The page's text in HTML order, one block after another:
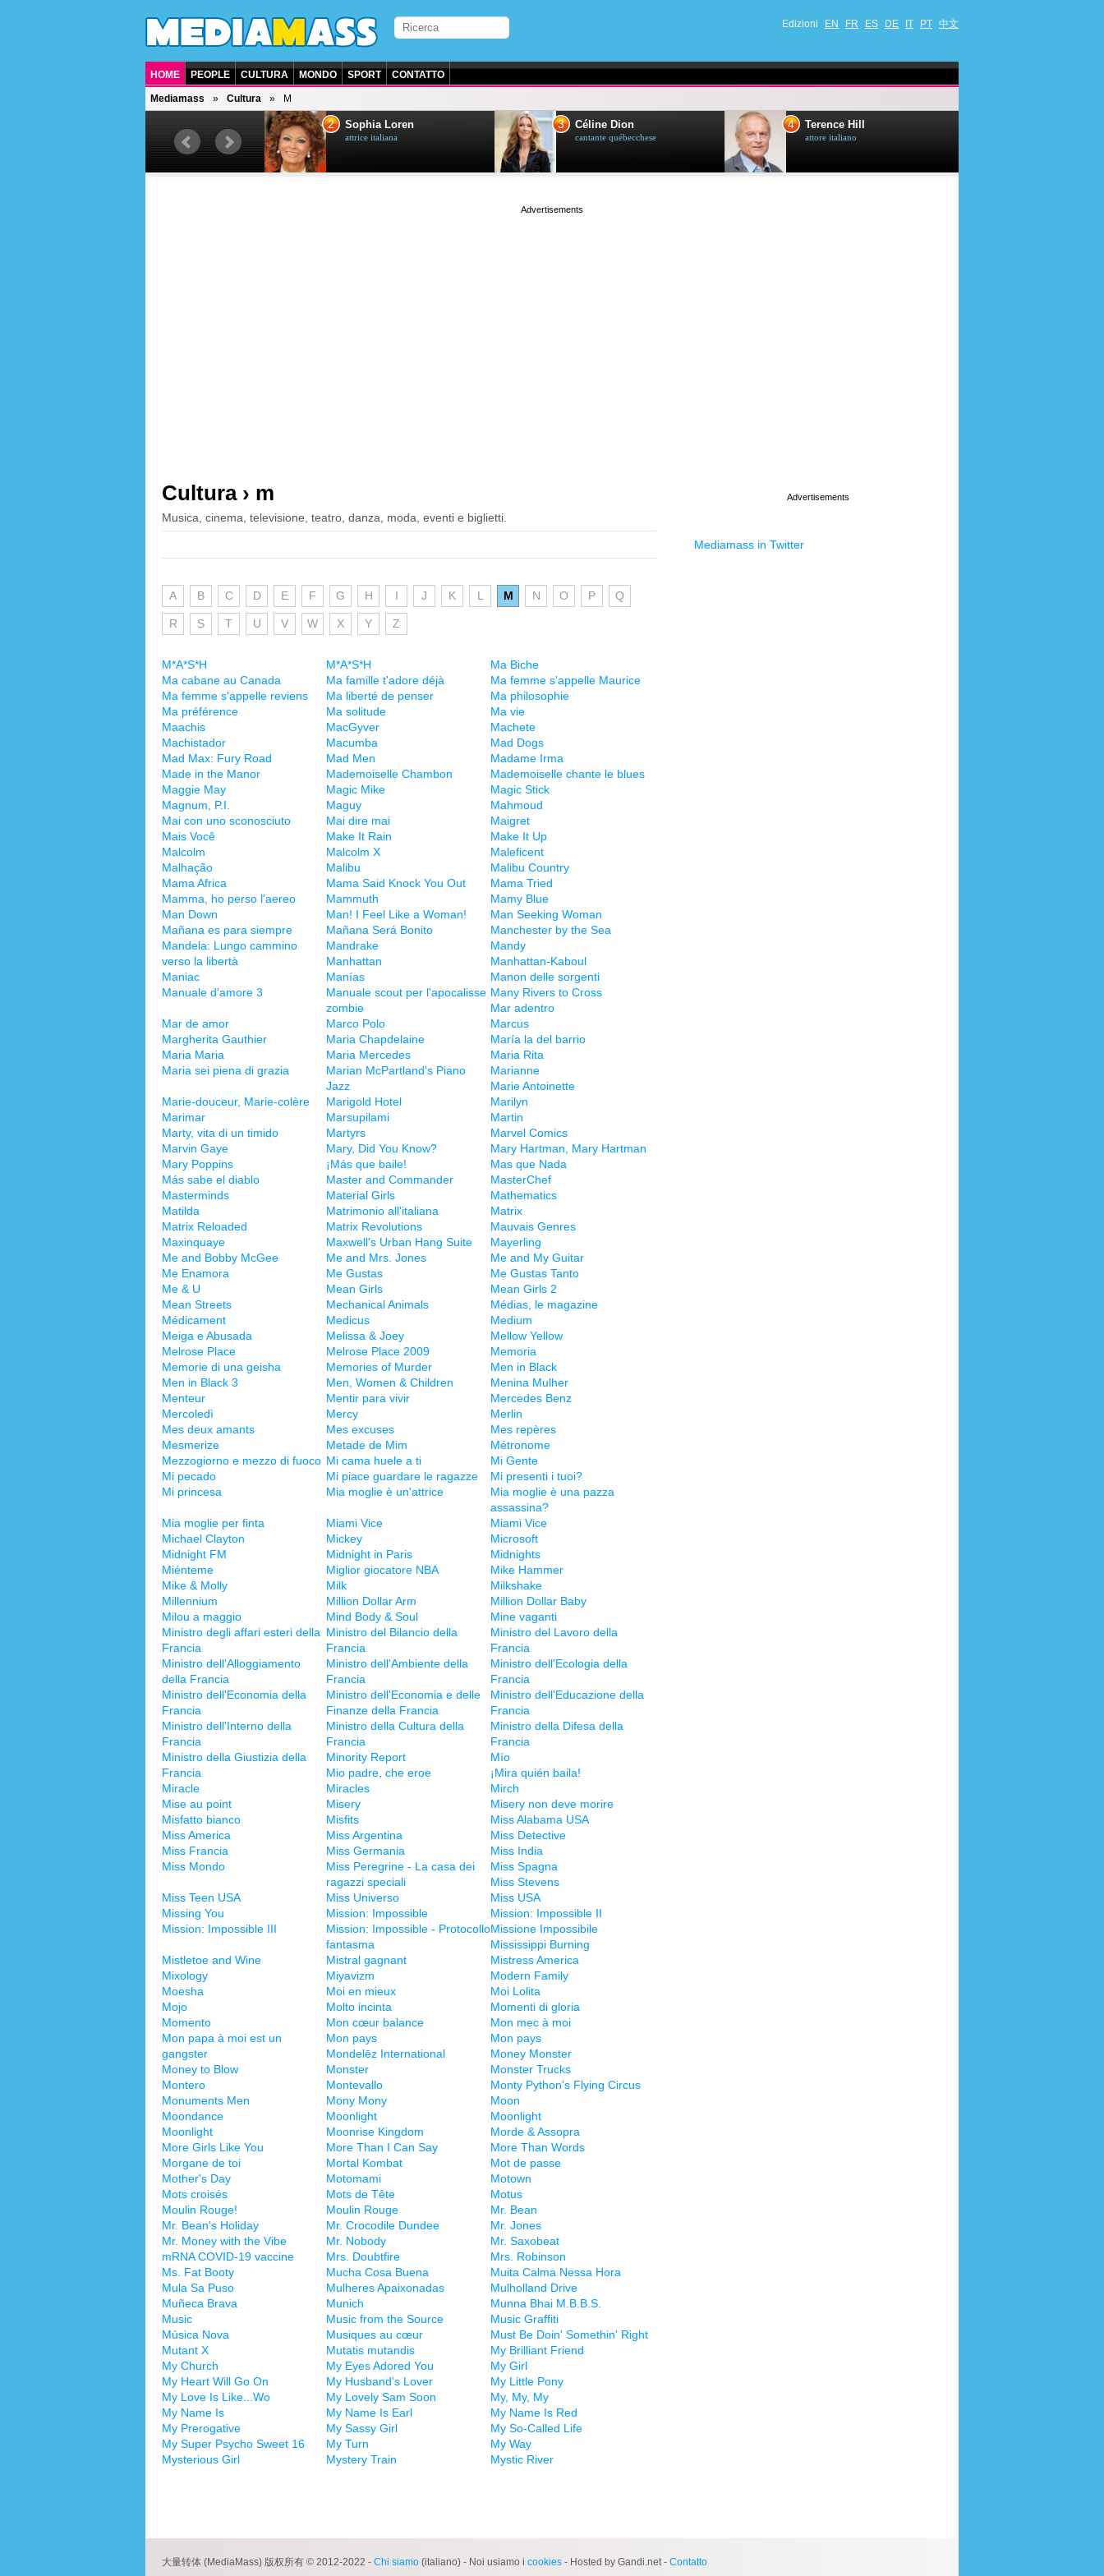
Edizioni EN FR ES DE IT PT 中文
HOME PEOPLE CULTURA MONDO SPORT CONTATTO
Mediamass Cultura M
attore americano
2 Sophia Loren
attrice italiana
3 Céline Dion
cantante québecchese
4 Terence Hill
attore italiano
Cultura › m
Musica, cinema, televisione, teatro, danza, moda, eventi e biglietti.
A B C D E F G H I J K L M N O P Q
R S T U V W X Y Z
M*A*S*H M*A*S*H
Ma Biche
Ma cabane au Canada
Ma famille t'adore déjà
Ma femme s'appelle Maurice
Ma femme s'appelle reviens
Ma liberté de penser
Ma philosophie
Ma préférence
Ma solitude
Ma vie
Maachis
MacGyver
Machete
Machistador
Macumba
Mad Dogs
Mad Max: Fury Road
Mad Men
Madame Irma
Made in the Manor
Mademoiselle Chambon
Mademoiselle chante le blues
Maggie May
Magic Mike
Magic Stick
Magnum, P.I.
Maguy
Mahmoud
Mai con uno sconosciuto
Mai dire mai
Maigret
Mais Você
Make It Rain
Make It Up
Malcolm
Malcolm X
Maleficent
Malhação
Malibu
Malibu Country
Mama Africa
Mama Said Knock You Out
Mama Tried
Mamma, ho perso l'aereo
Mammuth
Mamy Blue
Man Down
Man! I Feel Like a Woman!
Man Seeking Woman
Mañana es para siempre
Mañana Será Bonito
Manchester by the Sea
Mandela: Lungo cammino
verso la libertà
Mandrake
Mandy
Manhattan
Manhattan-Kaboul
Maniac
Manías
Manon delle sorgenti
Manuale d'amore 3
Manuale scout per l'apocalisse
zombie
Many Rivers to Cross
Mar adentro
Mar de amor
Marco Polo
Marcus
Margherita Gauthier
Maria Chapdelaine
María la del barrio
Maria Maria
Maria Mercedes
Maria Rita
Maria sei piena di grazia
Marian McPartland's Piano
Jazz
Marianne
Marie Antoinette
Marie-douceur, Marie-colère
Marigold Hotel
Marilyn
Marimar
Marsupilami
Martin
Marty, vita di un timido
Martyrs
Marvel Comics
Marvin Gaye
Mary, Did You Know?
Mary Hartman, Mary Hartman
Mary Poppins
¡Más que baile!
Mas que Nada
Más sabe el diablo
Master and Commander
MasterChef
Masterminds
Material Girls
Mathematics
Matilda
Matrimonio all'italiana
Matrix
Matrix Reloaded
Matrix Revolutions
Mauvais Genres
Maxinquaye
Maxwell's Urban Hang Suite
Mayerling
Me and Bobby McGee
Me and Mrs. Jones
Me and My Guitar
Me Enamora
Me Gustas
Me Gustas Tanto
Me & U
Mean Girls
Mean Girls 2
Mean Streets
Mechanical Animals
Médias, le magazine
Médicament
Medicus
Medium
Meiga e Abusada
Melissa & Joey
Mellow Yellow
Melrose Place
Melrose Place 2009
Memoria
Memorie di una geisha
Memories of Murder
Men in Black
Men in Black 3
Men, Women & Children
Menina Mulher
Menteur
Mentir para vivir
Mercedes Benz
Mercoledì
Mercy
Merlin
Mes deux amants
Mes excuses
Mes repères
Mesmerize
Metade de Mim
Métronome
Mezzogiorno e mezzo di fuoco Mi cama huele a ti
Mi Gente
Mi pecado
Mi piace guardare le ragazze
Mi presenti i tuoi?
Mi princesa
Mia moglie è un'attrice
Mia moglie è una pazza
assassina?
Mia moglie per finta
Miami Vice
Miami Vice
Michael Clayton
Mickey
Microsoft
Midnight FM
Midnight in Paris
Midnights
Miénteme
Miglior giocatore NBA
Mike Hammer
Mike & Molly
Milk
Milkshake
Millennium
Million Dollar Arm
Million Dollar Baby
Milou a maggio
Mind Body & Soul
Mine vaganti
Ministro degli affari esteri della
Francia
Ministro del Bilancio della
Francia
Ministro del Lavoro della
Francia
Ministro dell'Alloggiamento
della Francia
Ministro dell'Ambiente della
Francia
Ministro dell'Ecologia della
Francia
Ministro dell'Economia della
Francia
Ministro dell'Economia e delle
Finanze della Francia
Ministro dell'Educazione della
Francia
Ministro dell'Interno della
Francia
Ministro della Cultura della
Francia
Ministro della Difesa della
Francia
Ministro della Giustizia della
Francia
Minority Report
Mío
Mio padre, che eroe
¡Mira quién baila!
Miracle
Miracles
Mirch
Mise au point
Misery
Misery non deve morire
Misfatto bianco
Misfits
Miss Alabama USA
Miss America
Miss Argentina
Miss Detective
Miss Francia
Miss Germania
Miss India
Miss Mondo
Miss Peregrine - La casa dei
ragazzi speciali
Miss Spagna
Miss Stevens
Miss Teen USA
Miss Universo
Miss USA
Missing You
Mission: Impossible
Mission: Impossible II
Mission: Impossible III
Mission: Impossible - Protocollo
fantasma
Missione Impossibile
Mississippi Burning
Mistletoe and Wine
Mistral gagnant
Mistress America
Mixology
Miyavizm
Modern Family
Moesha
Moi en mieux
Moi Lolita
Mojo
Molto incinta
Momenti di gloria
Momento
Mon cœur balance
Mon mec à moi
Mon papa à moi est un
gangster
Mon pays
Mon pays
Mondelēz International
Money Monster
Money to Blow
Monster
Monster Trucks
Montero
Montevallo
Monty Python's Flying Circus
Monuments Men
Mony Mony
Moon
Moondance
Moonlight
Moonlight
Moonlight
Moonrise Kingdom
Morde & Assopra
More Girls Like You
More Than I Can Say
More Than Words
Morgane de toi
Mortal Kombat
Mot de passe
Mother's Day
Motomami
Motown
Mots croisés
Mots de Tête
Motus
Moulin Rouge!
Moulin Rouge
Mr. Bean
Mr. Bean's Holiday
Mr. Crocodile Dundee
Mr. Jones
Mr. Money with the Vibe
Mr. Nobody
Mr. Saxobeat
mRNA COVID-19 vaccine
Mrs. Doubtfire
Mrs. Robinson
Ms. Fat Booty
Mucha Cosa Buena
Muita Calma Nessa Hora
Mula Sa Puso
Mulheres Apaixonadas
Mulholland Drive
Muñeca Brava
Munich
Munna Bhai M.B.B.S.
Music
Music from the Source
Music Graffiti
Música Nova
Musiques au cœur
Must Be Doin' Somethin' Right
Mutant X
Mutatis mutandis
My Brilliant Friend
My Church
My Eyes Adored You
My Girl
My Heart Will Go On
My Husband's Lover
My Little Pony
My Love Is Like...Wo
My Lovely Sam Soon
My, My, My
My Name Is
My Name Is Earl
My Name Is Red
My Prerogative
My Sassy Girl
My So-Called Life
My Super Psycho Sweet 16
My Turn
My Way
Mysterious Girl
Mystery Train Mystic River
Mediamass in Twitter
大量转体 (MediaMass) 版权所有 © 2012-2022 - Chi siamo (italiano) - Noi usiamo i cookies - Hosted by Gandi.net - Contatto